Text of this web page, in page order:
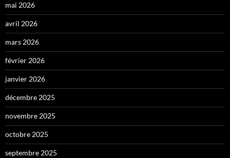
mai 2026
avril 2026
mars 2026
février 2026
janvier 2026
décembre 2025
novembre 2025
octobre 2025
septembre 2025